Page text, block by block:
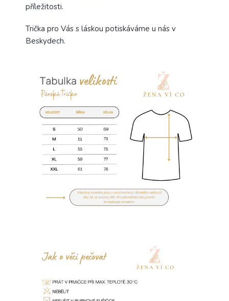
příležitosti.
Trička pro Vás s láskou potiskáváme u nás v
Beskydech.